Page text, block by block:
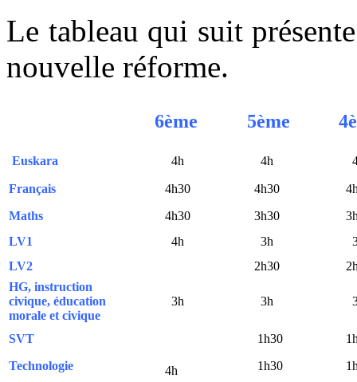
Le tableau qui suit
nouvelle réforme.
6ème 5ème
Euskara 4h 4h
Français 4h30 4h30
Maths
4h30 3h30
LV1
4h 3h
LV2
2h30
HG, instruction
civique, éducation
morale et civique
3h 3h
SVT
4h
1h30
Technologie
1h30